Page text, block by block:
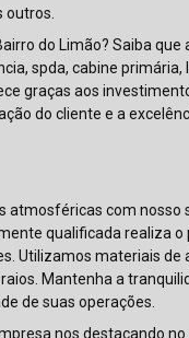
do Limão? Saiba
spda, cabine
graças aos
do cliente e a
atmosféricas com
qualificada realiza
Utilizamos materiais
Mantenha a
de suas operações.
nos destacando